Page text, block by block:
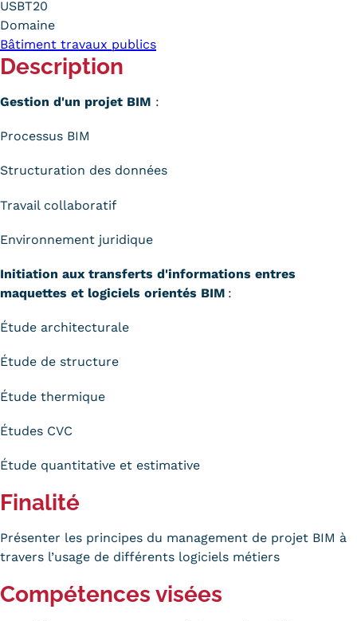
BFC
Contact
Contacts services
suites de parcours
USBT20
Domaine
Bâtiment travaux publics
Description
Gestion d'un projet BIM :
Processus BIM
Structuration des données
Travail collaboratif
Environnement juridique
Initiation aux transferts d'informations entres
maquettes et logiciels orientés BIM :
Étude architecturale
Étude de structure
Étude thermique
Études CVC
Étude quantitative et estimative
Finalité
Présenter les principes du management de projet BIM à
travers l’usage de différents logiciels métiers
Compétences visées